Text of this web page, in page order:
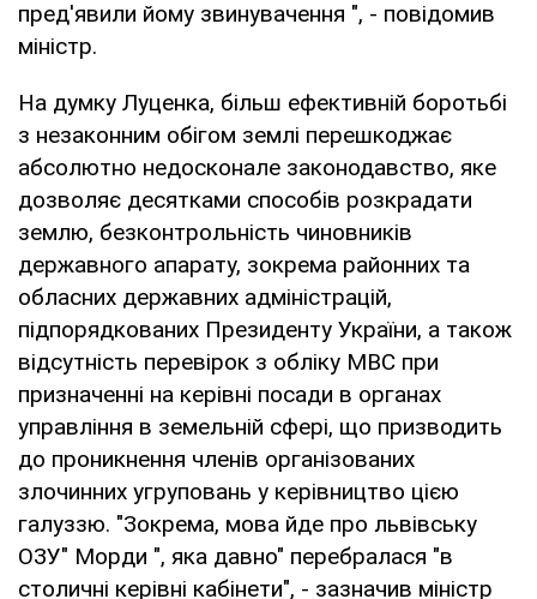
пред'явили йому звинувачення ", - повідомив
міністр.
На думку Луценка, більш ефективній боротьбі
з незаконним обігом землі перешкоджає
абсолютно недосконале законодавство, яке
дозволяє десятками способів розкрадати
землю, безконтрольність чиновників
державного апарату, зокрема районних та
обласних державних адміністрацій,
підпорядкованих Президенту України, а також
відсутність перевірок з обліку МВС при
призначенні на керівні посади в органах
управління в земельній сфері, що призводить
до проникнення членів організованих
злочинних угруповань у керівництво цією
галуззю. "Зокрема, мова йде про львівську
ОЗУ" Морди ", яка давно" перебралася "в
столичні керівні кабінети", - зазначив міністр